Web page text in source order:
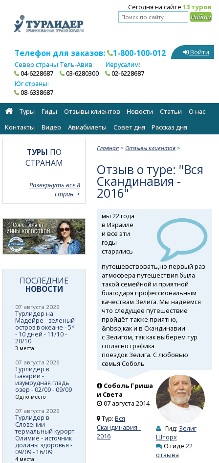
Сегодня на сайте 13 туров
Телефон для заказов: 1-800-100-012
Север страны:
04-6228687
Тель-Авив:
03-6280300
Иерусалим:
02-6228687
Юг страны:
08-6338687
Войти
Туры Гиды Отзывы клиентов Новости Статьи
О нас
Контакты
Видео Авиабилеты Cовет дня Рассказ дня
Главная > Отзывы клиентов >
Отзыв о туре: "Вся
Скандинавия -
2016"
мы 22 года
в Израиле
и все эти
годы
старались
путешевствовать,но первый раз
атмосфера путешествия была
такой семейной и приятной
благодаря профессиональным
качествам Зелига. Мы надеемся
что следущее путешествие
пройдёт также приятно,
&nbsp;как и в Скандинавии
с Зелигом, так как выберем тур
согласно графика
поездок Зелига. С любовью
семья Соболь
Соболь Гриша
и Света
07 августа 2014
Тур:Вся
Скандинавия -
2016
Гид: Зелиг
Шторх
О гиде 22
отзыва
ТУРЫ ПО
СТРАНАМ
Развернуть все 8
стран
ПОСЛЕДНИЕ
НОВОСТИ
07 августа 2026
Турлидер на
Мадейре - зеленый
остров в океане - 5*
- 10 дней - 11/10 -
20/10
3 места
07 августа 2026
Турлидер в
Баварии -
изумрудная гладь
озер - 02/09 - 09/09
Одно место
07 августа 2026
Турлидер в
Словении -
термальный курорт
Олимие - источник
долины здоровья -
09/09 - 16/09
4 места